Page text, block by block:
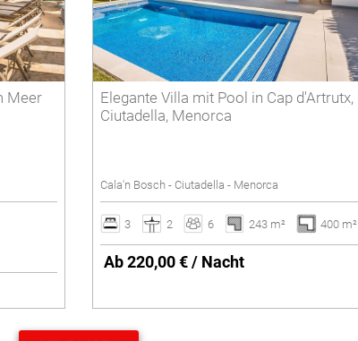
Meer
Elegante Villa mit Pool in Cap d'Artrutx,
Ciutadella, Menorca
Cala'n Bosch - Ciutadella - Menorca
3 2 6 243 m² 400 m²
Ab 220,00 € / Nacht